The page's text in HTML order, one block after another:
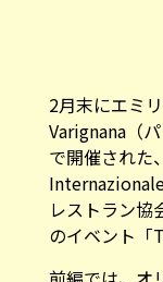
2月末にエミ
Varignana（
で開催された
レストラン協
のイベント「